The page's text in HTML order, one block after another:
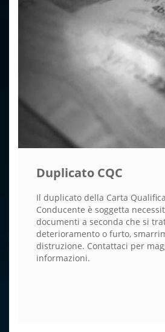
Duplicato CQC
Il duplicato della Carta
Conducente è soggetta
documenti a seconda che si
deterioramento o furto,
distruzione. Contattaci per
informazioni.